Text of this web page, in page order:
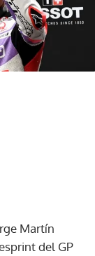
Martín
del GP